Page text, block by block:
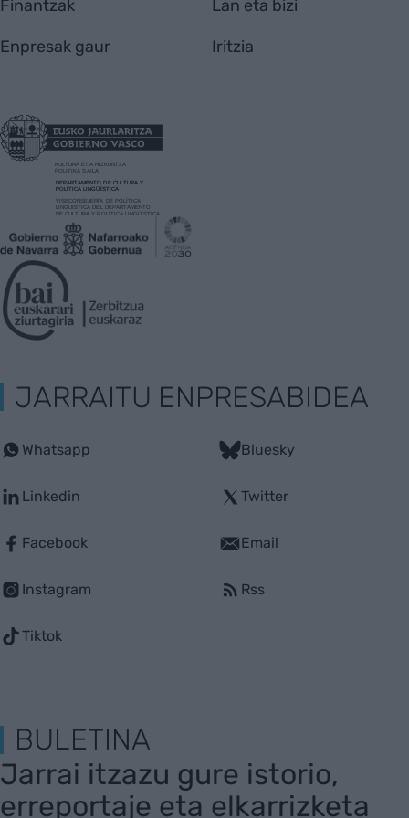
Finantzak
Enpresak gaur
Lan eta bizi
Iritzia
JARRAITU ENPRESABIDEA
Whatsapp
Linkedin
Facebook
Instagram
Tiktok
Bluesky
Twitter
Email
Rss
BULETINA
Jarrai itzazu gure istorio,
erreportaje eta elkarrizketa